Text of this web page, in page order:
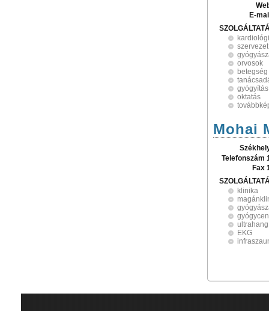
E-
szervezet
orvosok
gyógyítás
oktatás
Mohai
Telefonszám
Fax
klinika
ultrahang
EKG